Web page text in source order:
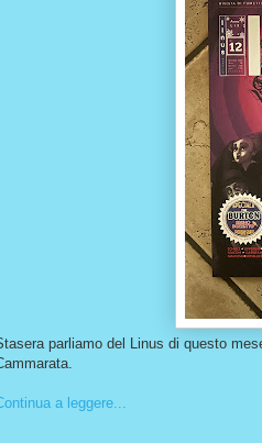
parliamo del Linus di questo
a leggere...